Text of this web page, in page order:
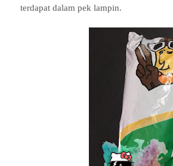
terdapat dalam pek lampin.